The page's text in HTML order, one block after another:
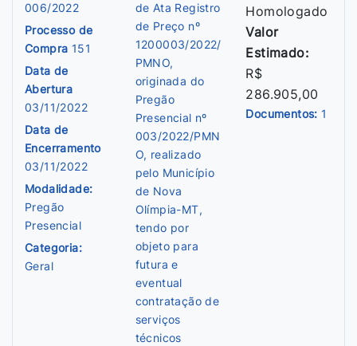
006/2022
Processo de
Compra 151
Data de
Abertura
03/11/2022
Data de
Encerramento
03/11/2022
Modalidade:
Pregão
Presencial
Categoria:
Geral
de Ata Registro
de Preço nº
1200003/2022/
PMNO,
originada do
Pregão
Presencial nº
003/2022/PMN
O, realizado
pelo Município
de Nova
Olímpia-MT,
tendo por
objeto para
futura e
eventual
contratação de
serviços
técnicos
Homologado
Valor
Estimado:
R$
286.905,00
Documentos: 1